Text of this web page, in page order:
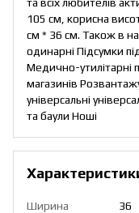
105 см, корисна
см * 36 см. Також в
одинарні Підсумки
Медично-утилітарні
магазинів
універсальні
та баули Ноші
Ширина 36